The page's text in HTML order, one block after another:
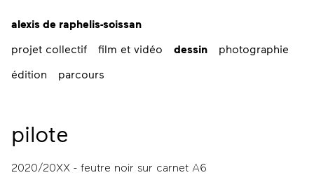
alexis de raphelis-soissan
projet collectif film et vidéo dessin
photographie
édition
parcours
pilote
2020/20XX - feutre noir sur carnet A6